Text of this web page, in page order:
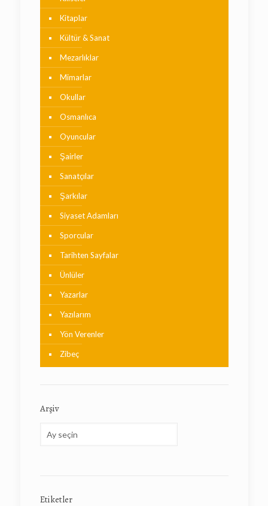
Kitaplar
Kültür & Sanat
Mezarlıklar
Mimarlar
Okullar
Osmanlıca
Oyuncular
Şairler
Sanatçılar
Şarkılar
Siyaset Adamları
Sporcular
Tarihten Sayfalar
Ünlüler
Yazarlar
Yazılarım
Yön Verenler
Zibeç
Arşiv
Etiketler